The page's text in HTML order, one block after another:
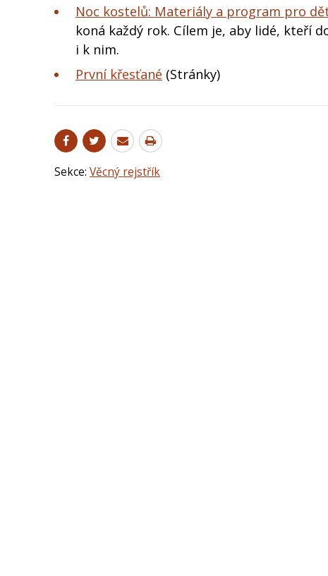
Noc kostelů: Materiály a program pro
koná každý rok. Cílem je, aby lidé, kteří
i k nim.
První křesťané (Stránky)
Sekce: Věcný rejstřík